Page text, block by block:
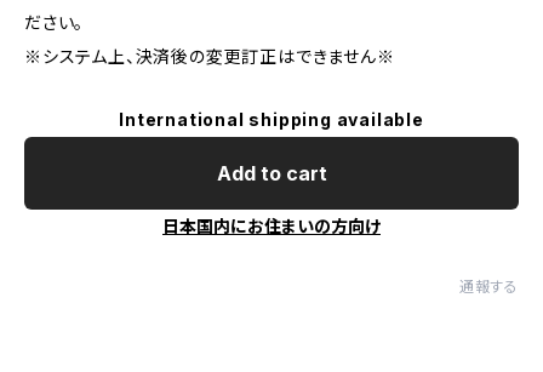
ださい。
※システム上、決済後の変更訂正はできません※
International shipping available
Add to cart
日本国内にお住まいの方向け
通報する